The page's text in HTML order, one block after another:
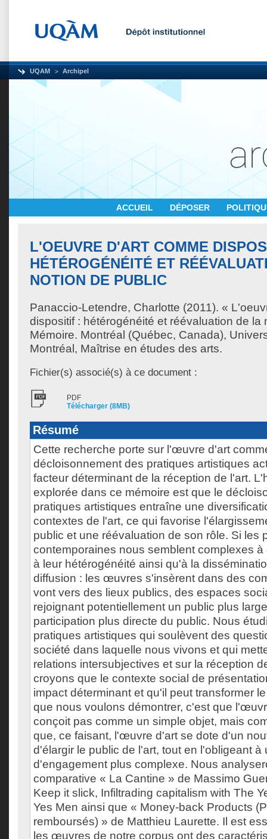
UQAM Archipel
ACCUEIL DÉPOSER
L'OEUVRE D'ART COMME
HÉTÉROGÉNÉITÉ ET
NOTION DE PUBLIC
Panaccio-Letendre, Charlotte (2011). «
dispositif : hétérogénéité et réévaluation de la
Mémoire. Montréal (Québec, Canada),
Montréal, Maîtrise en études des arts.
Fichier(s) associé(s) à ce document :
PDF
Télécharger (8MB)
Résumé
Cette recherche porte sur l'œuvre d'art
décloisonnement des pratiques artistiques
facteur déterminant de la réception de l'art.
explorée dans ce mémoire est que le
pratiques artistiques entraîne une
contextes de l'art, ce qui favorise
public et une réévaluation de son rôle. Si les
contemporaines nous semblent complexes à
à leur hétérogénéité ainsi qu'à la
diffusion : les œuvres s'insèrent dans des
vont vers des lieux publics, des espaces
rejoignant potentiellement un public plus
participation plus directe du public. Nous
pratiques artistiques qui soulèvent des
société dans laquelle nous vivons et qui
relations intersubjectives et sur la réception
croyons que le contexte social de
impact déterminant et qu'il peut transformer
que nous voulons démontrer, c'est que
conçoit pas comme un simple objet, mais
que, ce faisant, l'œuvre d'art se dote d'un
d'élargir le public de l'art, tout en l'obligeant à
d'engagement plus complexe. Nous
comparative « La Cantine » de Massimo
Keep it slick, Infiltrading capitalism with The
Yes Men ainsi que « Money-back Products
remboursés) » de Matthieu Laurette. Il est
les œuvres de notre corpus ont des